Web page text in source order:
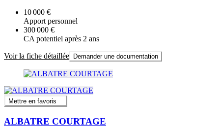
10 000 €
Apport personnel
300 000 €
CA potentiel après 2 ans
Voir la fiche détaillée Demander une documentation
Mettre en favoris
ALBATRE COURTAGE